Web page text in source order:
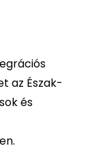
az Észak-
és